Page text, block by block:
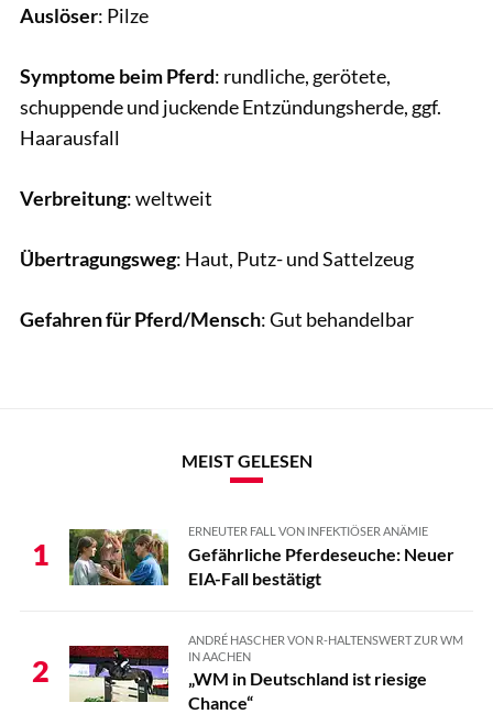
Auslöser: Pilze
Symptome beim Pferd: rundliche, gerötete,
schuppende und juckende Entzündungsherde, ggf.
Haarausfall
Verbreitung: weltweit
Übertragungsweg: Haut, Putz- und Sattelzeug
Gefahren für Pferd/Mensch: Gut behandelbar
MEIST GELESEN
1
ERNEUTER FALL VON INFEKTIÖSER ANÄMIE
Gefährliche Pferdeseuche: Neuer
EIA-Fall bestätigt
2
ANDRÉ HASCHER VON R-HALTENSWERT ZUR WM
IN AACHEN
„WM in Deutschland ist riesige
Chance“